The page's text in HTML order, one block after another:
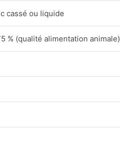
cassé ou liquide
% (qualité alimentation animale)